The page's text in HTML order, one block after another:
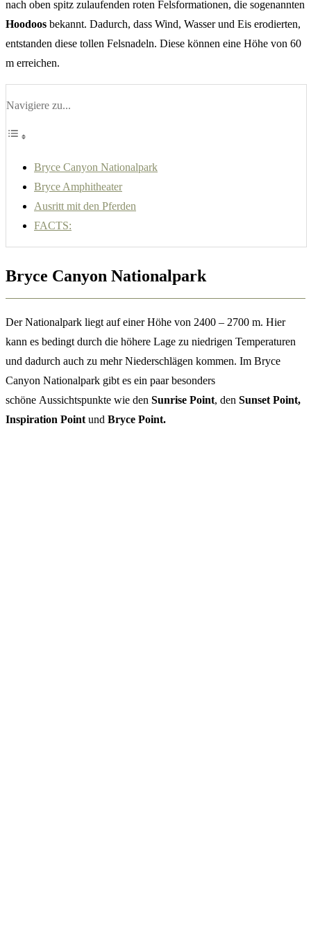
nach oben spitz zulaufenden roten Felsformationen, die sogenannten
Hoodoos bekannt. Dadurch, dass Wind, Wasser und Eis erodierten,
entstanden diese tollen Felsnadeln. Diese können eine Höhe von 60
m erreichen.
Navigiere zu...
Bryce Canyon Nationalpark
Bryce Amphitheater
Ausritt mit den Pferden
FACTS:
Bryce Canyon Nationalpark
Der Nationalpark liegt auf einer Höhe von 2400 – 2700 m. Hier
kann es bedingt durch die höhere Lage zu niedrigen Temperaturen
und dadurch auch zu mehr Niederschlägen kommen. Im Bryce
Canyon Nationalpark gibt es ein paar besonders
schöne Aussichtspunkte wie den Sunrise Point, den Sunset Point,
Inspiration Point und Bryce Point.